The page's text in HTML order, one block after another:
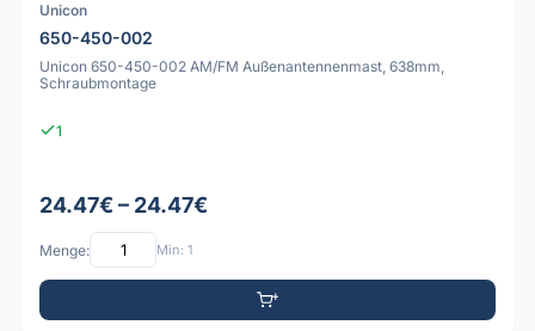
Unicon
650-450-002
Unicon 650-450-002 AM/FM Außenantennenmast, 638mm,
Schraubmontage
1
24.47€ – 24.47€
Menge: Min: 1